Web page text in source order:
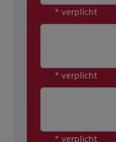
* verplicht
* verplicht
* verplicht